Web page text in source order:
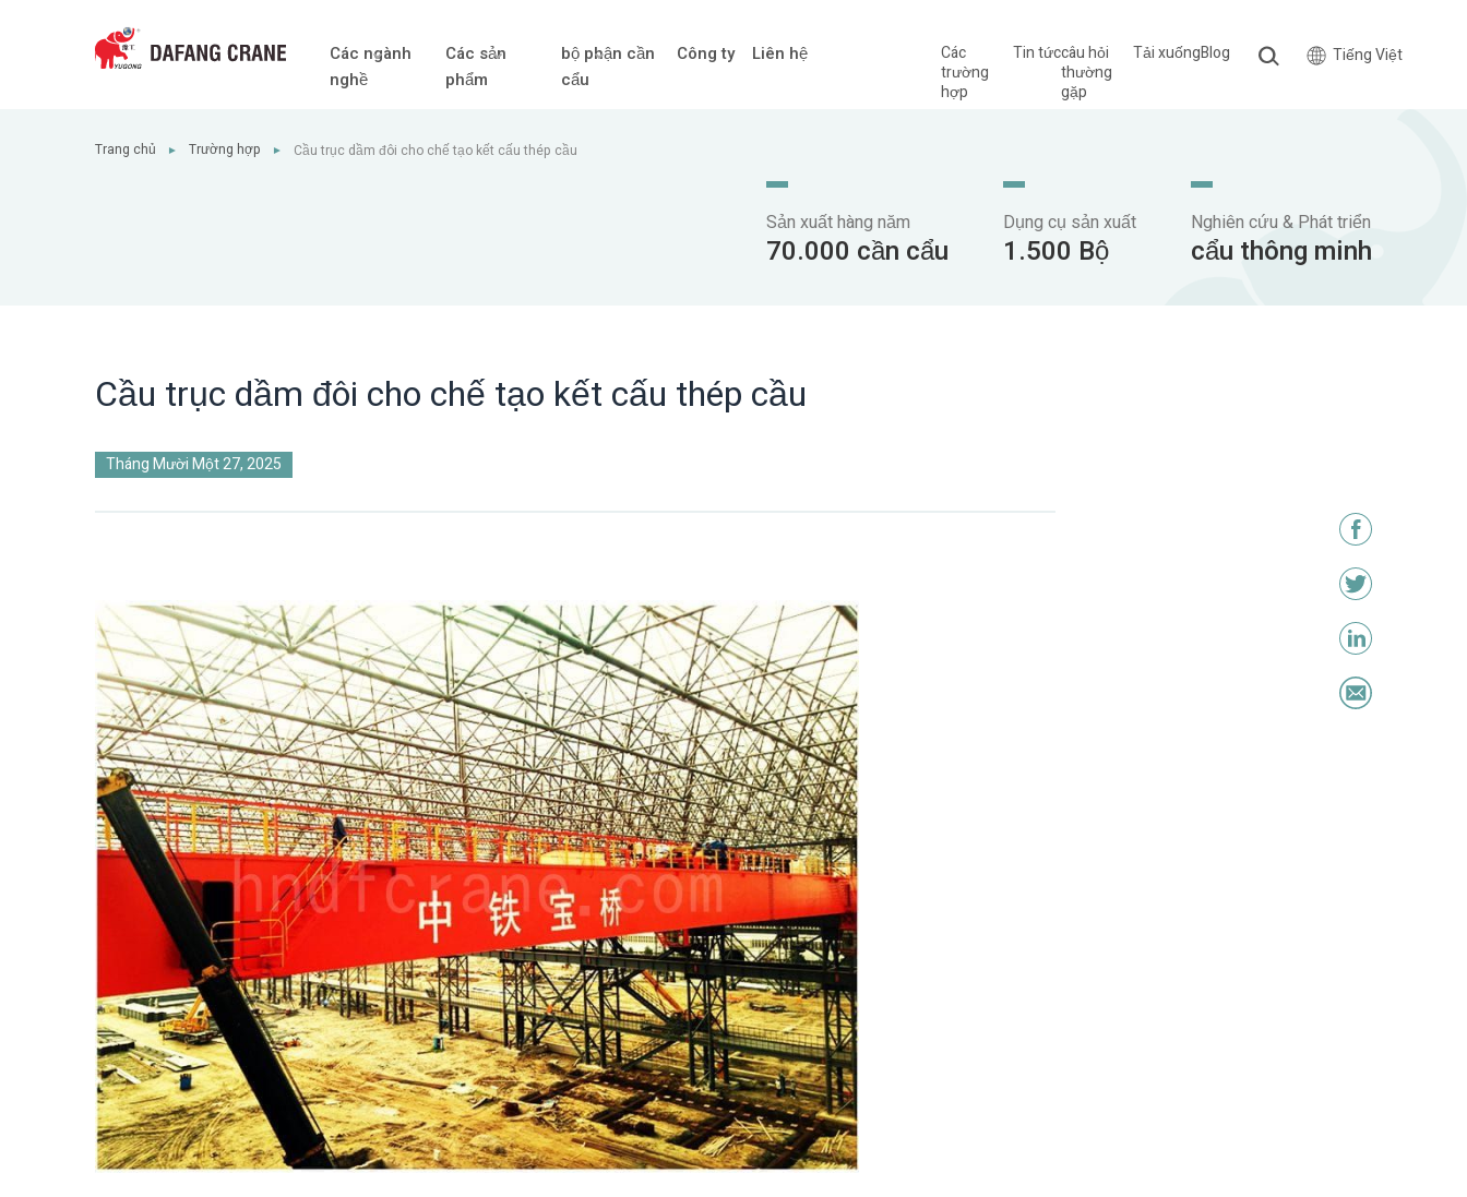
Các ngành
nghề
Các sản
phẩm
bộ phận cần
cẩu
Công ty Liên hệ
Các
trường
hợp
Tin tứccâu hỏi
thường
gặp
Tải xuốngBlog Tiếng Việt
Trang chủ ► Trường hợp ► Cầu trục dầm đôi cho chế tạo kết cấu thép cầu
Sản xuất hàng năm
70.000 cần cẩu
Dụng cụ sản xuất
1.500 Bộ
Nghiên cứu & Phát triển
cẩu thông minh
Cầu trục dầm đôi cho chế tạo kết cấu thép cầu
Tháng Mười Một 27, 2025